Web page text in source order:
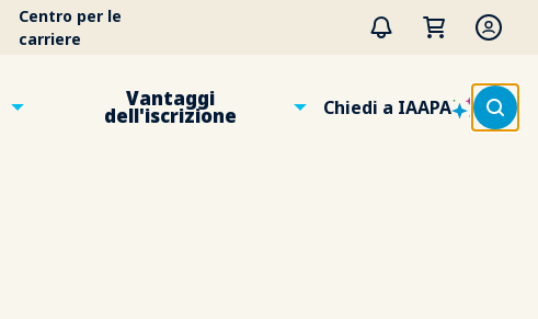
Centro per le
carriere
Vantaggi
dell'iscrizione Chiedi a IAAPA